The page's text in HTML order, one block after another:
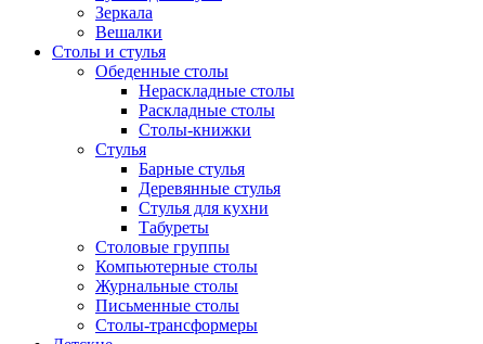
Зеркала
Вешалки
Столы и стулья
Обеденные столы
Нераскладные столы
Раскладные столы
Столы-книжки
Стулья
Барные стулья
Деревянные стулья
Стулья для кухни
Табуреты
Столовые группы
Компьютерные столы
Журнальные столы
Письменные столы
Столы-трансформеры